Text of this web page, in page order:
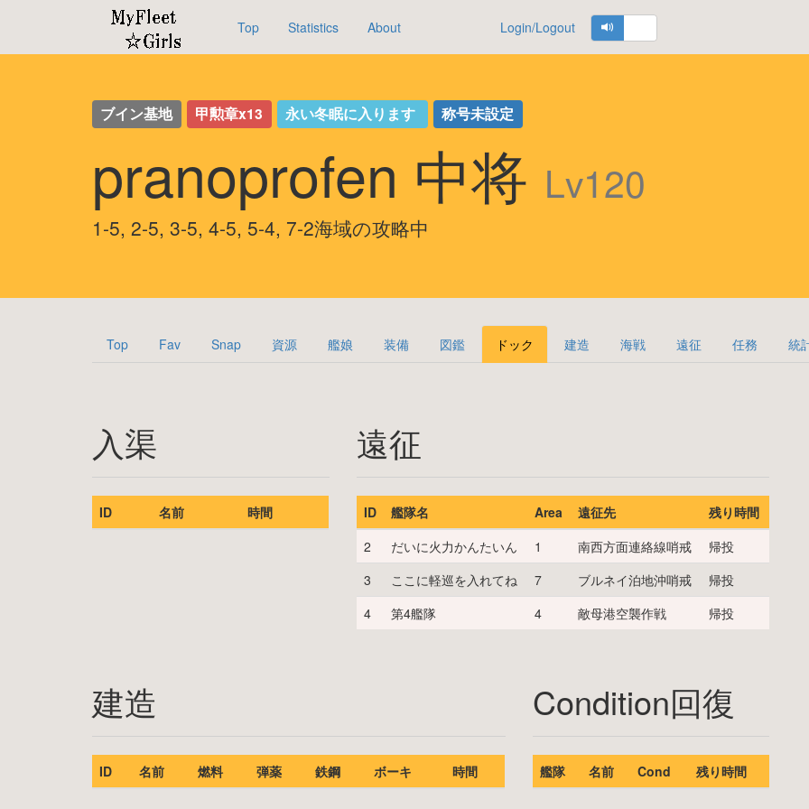
Top Statistics About Login/Logout
ブイン基地 甲勲章x13 永い冬眠に入ります 称号未設定
pranoprofen 中将 Lv120
1-5, 2-5, 3-5, 4-5, 5-4, 7-2海域の攻略中
Top Fav Snap 資源 艦娘 装備 図鑑 ドック 建造 海戦 遠征 任務 統
入渠
ID 名前 時間
遠征
ID 艦隊名 Area 遠征先
残り時間
2
だいに火力かんたいん 1 南西方面連絡線哨戒
帰投
3
ここに軽巡を入れてね 7 ブルネイ泊地沖哨戒
帰投
4
第4艦隊 4 敵母港空襲作戦 帰投
建造
ID 名前 燃料 弾薬 鉄鋼 ボーキ 時間
Condition回復
艦隊 名前 Cond 残り時間